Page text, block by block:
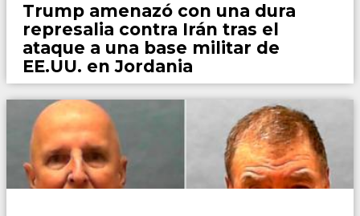
Trump amenazó con una dura
represalia contra Irán tras el
ataque a una base militar de
EE.UU. en Jordania